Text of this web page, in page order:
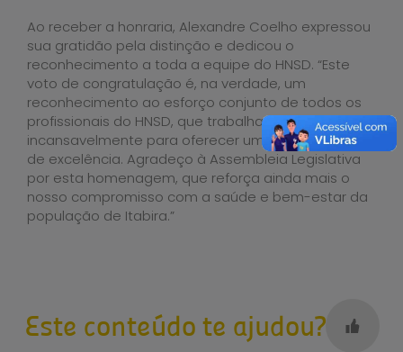
Ao receber a honraria, Alexandre Coelho expressou
sua gratidão pela distinção e dedicou o
reconhecimento a toda a equipe do HNSD. “Este
voto de congratulação é, na verdade, um
reconhecimento ao esforço conjunto de todos os
profissionais do HNSD, que trabalham
incansavelmente para oferecer um atendimento
de excelência. Agradeço à Assembleia Legislativa
por esta homenagem, que reforça ainda mais o
nosso compromisso com a saúde e bem-estar da
população de Itabira.”
Este conteúdo te ajudou?